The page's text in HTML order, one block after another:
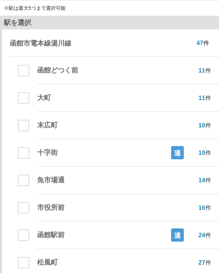
※駅は最大5つまで選択可能
駅を選択
函館市電本線湯川線 47件
函館どつく前 11件
大町 11件
末広町 10件
十字街 連 10件
魚市場通 14件
市役所前 16件
函館駅前 連 24件
松風町 27件